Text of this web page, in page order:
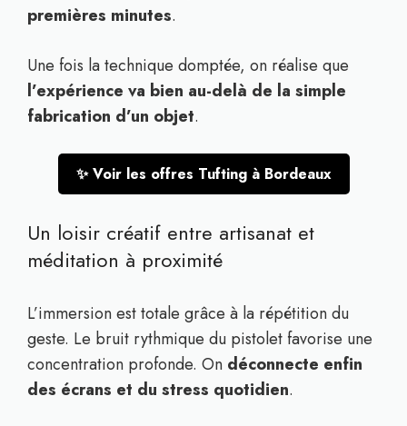
premières minutes.
Une fois la technique domptée, on réalise que
l’expérience va bien au-delà de la simple
fabrication d’un objet.
✨ Voir les offres Tufting à Bordeaux
Un loisir créatif entre artisanat et
méditation à proximité
L’immersion est totale grâce à la répétition du
geste. Le bruit rythmique du pistolet favorise une
concentration profonde. On déconnecte enfin
des écrans et du stress quotidien.